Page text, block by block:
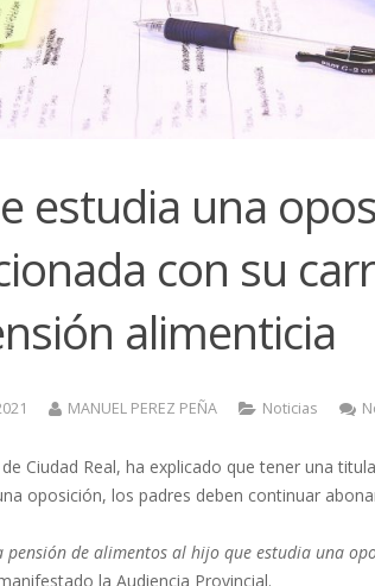
estudia una
con su
alimenticia
MANUEL PEREZ PEÑA Noticias
Ciudad Real, ha explicado que tener una
oposición, los padres deben continuar
pensión de alimentos al hijo que estudia una
la Audiencia Provincial.